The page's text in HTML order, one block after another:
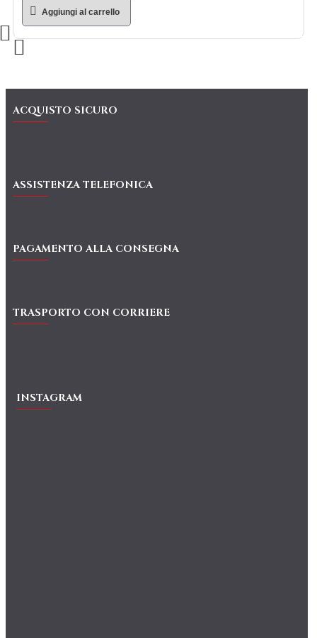
Aggiungi al carrello
ACQUISTO SICURO
ASSISTENZA TELEFONICA
PAGAMENTO ALLA CONSEGNA
TRASPORTO CON CORRIERE
INSTAGRAM